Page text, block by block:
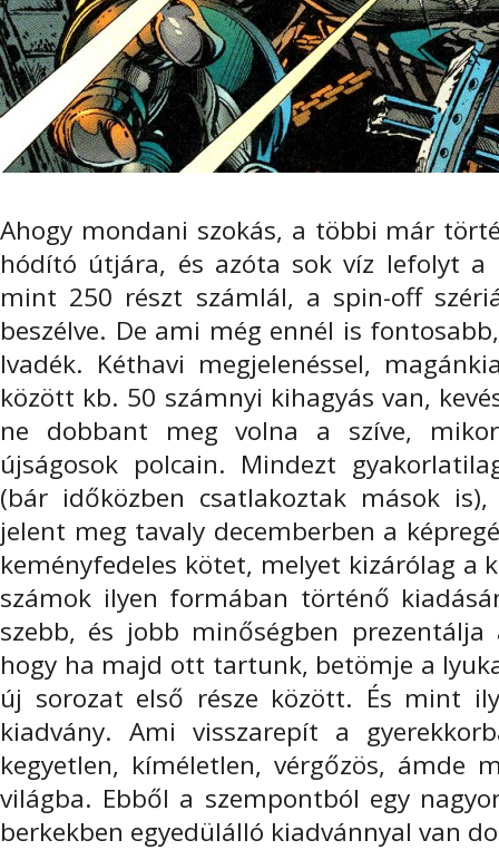
Ahogy mondani szokás, a többi már
hódító útjára, és azóta sok víz lefolyt
mint 250 részt számlál, a spin-off
beszélve. De ami még ennél is
Ivadék. Kéthavi megjelenéssel,
között kb. 50 számnyi kihagyás van,
ne dobbant meg volna a szíve,
újságosok polcain. Mindezt
(bár időközben csatlakoztak mások
jelent meg tavaly decemberben a
keményfedeles kötet, melyet kizárólag a
számok ilyen formában történő
szebb, és jobb minőségben
hogy ha majd ott tartunk, betömje a
új sorozat első része között. És mint
kiadvány. Ami visszarepít a
kegyetlen, kíméletlen, vérgőzös, ámde
világba. Ebből a szempontból egy
berkekben egyedülálló kiadvánnyal van